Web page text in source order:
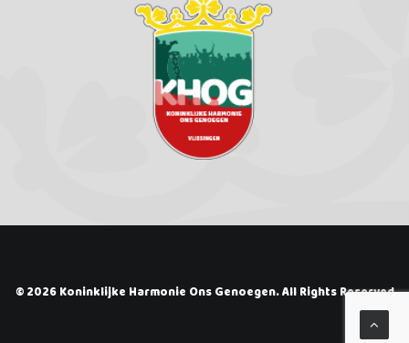
© 2026 Koninklijke Harmonie Ons Genoegen. All Rights Reserved